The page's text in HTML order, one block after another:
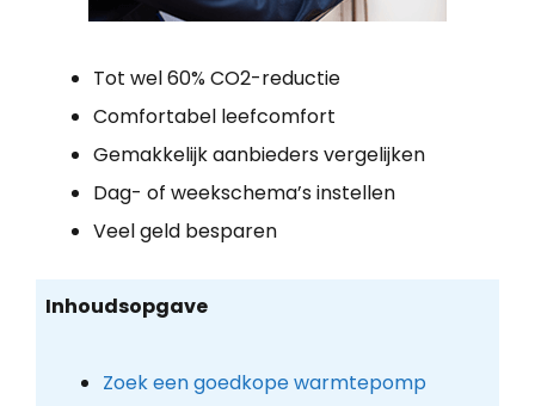
Tot wel 60% CO2-reductie
Comfortabel leefcomfort
Gemakkelijk aanbieders vergelijken
Dag- of weekschema’s instellen
Veel geld besparen
Inhoudsopgave
Zoek een goedkope warmtepomp